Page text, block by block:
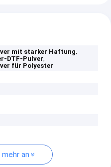
mit starker Haftung,
DTF-Pulver,
für Polyester
an